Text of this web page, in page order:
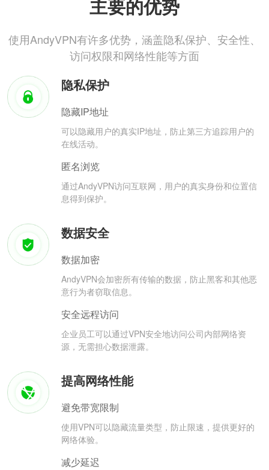
主要的优势
使用AndyVPN有许多优势，涵盖隐私保护、安全性、
访问权限和网络性能等方面
隐私保护
隐藏IP地址
可以隐藏用户的真实IP地址，防止第三方追踪用户的
在线活动。
匿名浏览
通过AndyVPN访问互联网，用户的真实身份和位置信
息得到保护。
数据安全
数据加密
AndyVPN会加密所有传输的数据，防止黑客和其他恶
意行为者窃取信息。
安全远程访问
企业员工可以通过VPN安全地访问公司内部网络资
源，无需担心数据泄露。
提高网络性能
避免带宽限制
使用VPN可以隐藏流量类型，防止限速，提供更好的
网络体验。
减少延迟